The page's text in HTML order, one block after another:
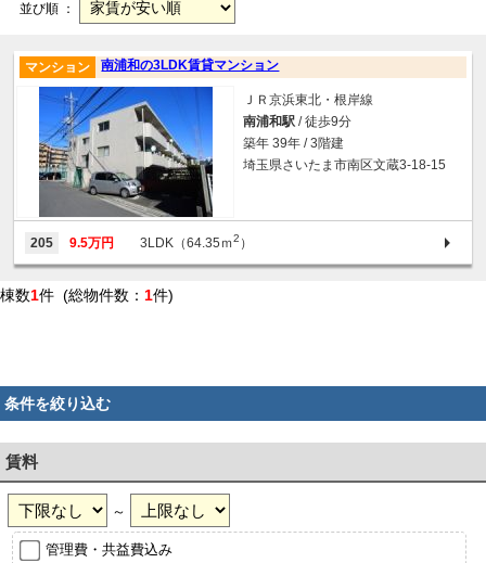
並び順 ：
南浦和の3LDK賃貸マンション
マンション
ＪＲ京浜東北・根岸線
南浦和駅 / 徒歩9分
築年 39年 / 3階建
埼玉県さいたま市南区文蔵3-18-15
205 9.5万円 3LDK（64.35ｍ2 ）
棟数1件 (総物件数： 1件)
条件を絞り込む
賃料
～
管理費・共益費込み